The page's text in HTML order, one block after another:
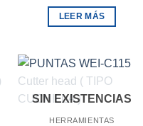
LEER MÁS
SIN EXISTENCIAS
HERRAMIENTAS